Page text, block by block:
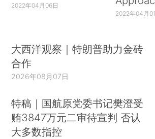
从内部经济环境来看，据财新
6月以来最低；财新中国服务业
分点至51.5。两大行业PMI均连降
据显示中国经济复苏动能继续减弱
来预期仍较乐观，企业对未来新产
信心充足。
2022年04月06日
2022年04月
大西洋观察｜特朗普助力金砖
合作
2026年08月07日
特稿｜国航原党委书记樊澄受
贿3847万元二审待宣判 否认
大多数指控